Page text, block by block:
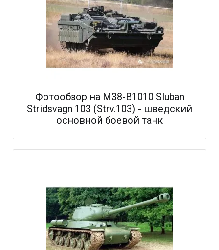
Фотообзор на M38-B1010 Sluban
Stridsvagn 103 (Strv.103) - шведский
основной боевой танк